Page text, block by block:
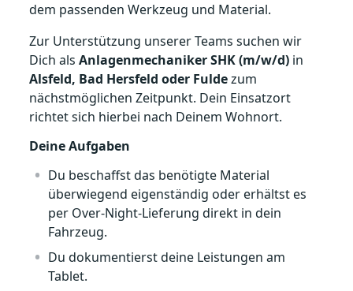
dem passenden Werkzeug und Material.
Zur Unterstützung unserer Teams suchen wir
Dich alsAnlagenmechaniker SHK (m/w/d) in
Alsfeld, Bad Hersfeld oder Fuldezum
nächstmöglichen Zeitpunkt. Dein Einsatzort
richtet sich hierbei nach Deinem Wohnort.
Deine Aufgaben
Du beschaffst das benötigte Material
überwiegend eigenständig oder erhältst es
per Over-Night-Lieferung direkt in dein
Fahrzeug.
Du dokumentierst deine Leistungen am
Tablet.